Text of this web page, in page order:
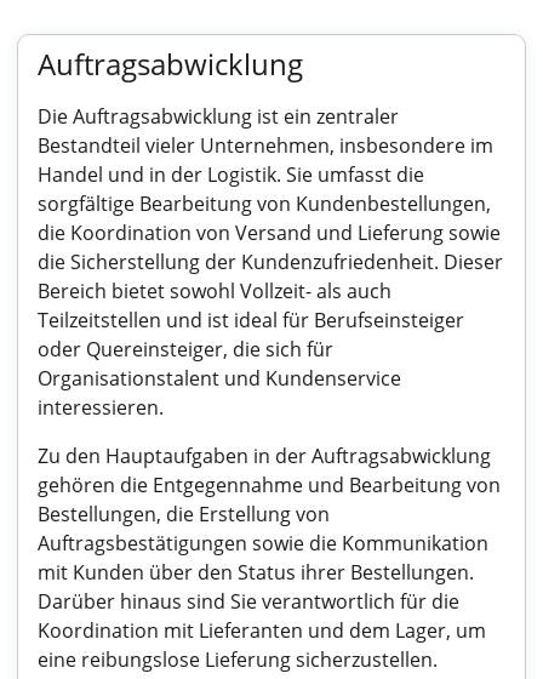
Auftragsabwicklung
Die Auftragsabwicklung ist ein zentraler
Bestandteil vieler Unternehmen, insbesondere im
Handel und in der Logistik. Sie umfasst die
sorgfältige Bearbeitung von Kundenbestellungen,
die Koordination von Versand und Lieferung sowie
die Sicherstellung der Kundenzufriedenheit. Dieser
Bereich bietet sowohl Vollzeit- als auch
Teilzeitstellen und ist ideal für Berufseinsteiger
oder Quereinsteiger, die sich für
Organisationstalent und Kundenservice
interessieren.
Zu den Hauptaufgaben in der Auftragsabwicklung
gehören die Entgegennahme und Bearbeitung von
Bestellungen, die Erstellung von
Auftragsbestätigungen sowie die Kommunikation
mit Kunden über den Status ihrer Bestellungen.
Darüber hinaus sind Sie verantwortlich für die
Koordination mit Lieferanten und dem Lager, um
eine reibungslose Lieferung sicherzustellen.